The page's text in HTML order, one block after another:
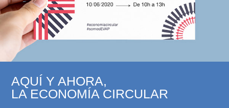
AQUÍ Y AHORA,
LA ECONOMÍA CIRCULAR